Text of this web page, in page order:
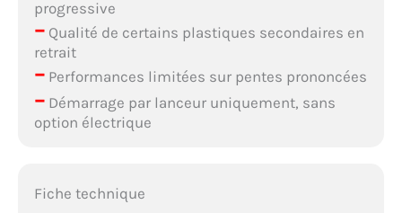
progressive
–Qualité de certains plastiques secondaires en
retrait
–Performances limitées sur pentes prononcées
–Démarrage par lanceur uniquement, sans
option électrique
Fiche technique